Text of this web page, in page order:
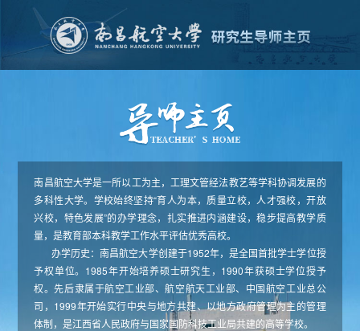
南昌航空大学是一所以工为主，工理文管经法教艺等学科协调发展的
多科性大学。学校始终坚持“育人为本，质量立校，人才强校，开放
兴校，特色发展”的办学理念，扎实推进内涵建设，稳步提高教学质
量，是教育部本科教学工作水平评估优秀高校。
办学历史：南昌航空大学创建于1952年，是全国首批学士学位授
予权单位。1985年开始培养硕士研究生，1990年获硕士学位授予
权。先后隶属于航空工业部、航空航天工业部、中国航空工业总公
司，1999年开始实行中央与地方共建、以地方政府管理为主的管理
体制，是江西省人民政府与国家国防科技工业局共建的高等学校。